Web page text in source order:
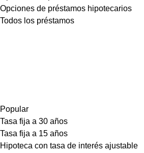
Opciones de préstamos hipotecarios
Todos los préstamos
Popular
Tasa fija a 30 años
Tasa fija a 15 años
Hipoteca con tasa de interés ajustable